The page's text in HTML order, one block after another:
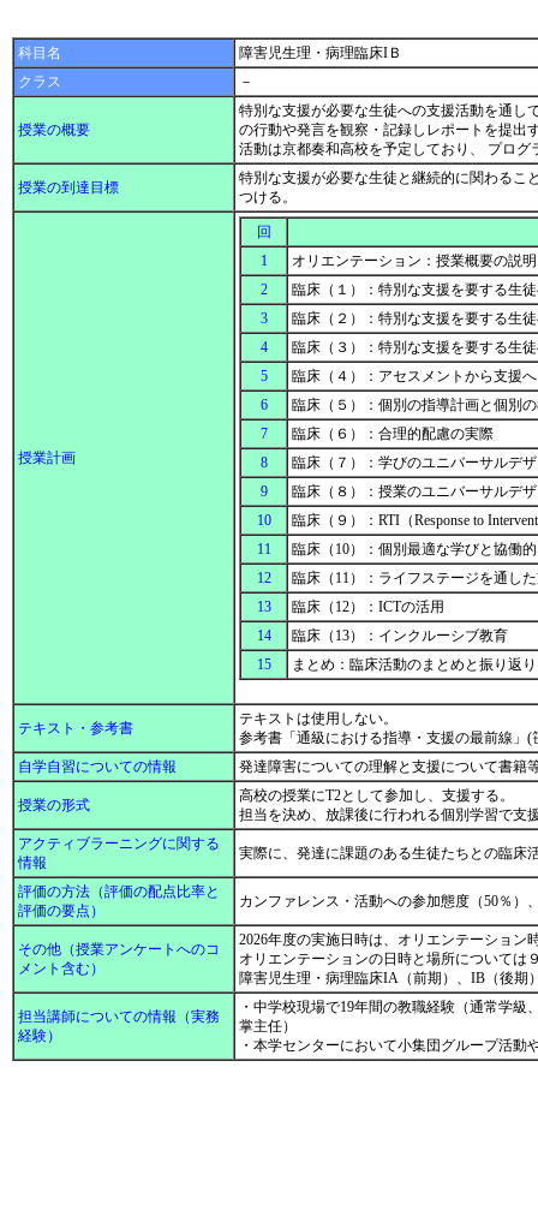
科目名
障害児生理・病理臨床IＢ
クラス
－
授業の概要
特別な支援が必要な生徒への支援活動を通し
の行動や発言を観察・記録しレポートを提出
活動は京都奏和高校を予定しており、 プロ
授業の到達目標
特別な支援が必要な生徒と継続的に関わるこ
つける。
授業計画
回
1
オリエンテーション：授業概要の説
2
臨床（１）：特別な支援を要する生
3
臨床（２）：特別な支援を要する生
4
臨床（３）：特別な支援を要する生
5
臨床（４）：アセスメントから支援
6
臨床（５）：個別の指導計画と個別
7
臨床（６）：合理的配慮の実際
8
臨床（７）：学びのユニバーサルデ
9
臨床（８）：授業のユニバーサルデ
10
臨床（９）：RTI（Response to
11
臨床（10）：個別最適な学びと協働
12
臨床（11）：ライフステージを通し
13
臨床（12）：ICTの活用
14
臨床（13）：インクルーシブ教育
15
まとめ：臨床活動のまとめと振り返
テキスト・参考書
テキストは使用しない。
参考書「通級における指導・支援の最前線」
自学自習についての情報
発達障害についての理解と支援について書
授業の形式
高校の授業にT2として参加し、支援する。
担当を決め、放課後に行われる個別学習で支
アクティブラーニングに関する
情報
実際に、発達に課題のある生徒たちとの臨
評価の方法（評価の配点比率と
評価の要点）
カンファレンス・活動への参加態度（50％
その他（授業アンケートへのコ
メント含む）
2026年度の実施日時は、オリエンテーション
オリエンテーションの日時と場所については
障害児生理・病理臨床IA（前期）、IB（後
担当講師についての情報（実務
経験）
・中学校現場で19年間の教職経験（通常学
掌主任）
・本学センターにおいて小集団グループ活